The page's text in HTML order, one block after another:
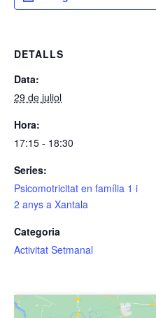
DETALLS
Data:
29 de juliol
Hora:
17:15 - 18:30
Series:
Psicomotricitat en família 1 i
2 anys a Xantala
Categoria
Activitat Setmanal